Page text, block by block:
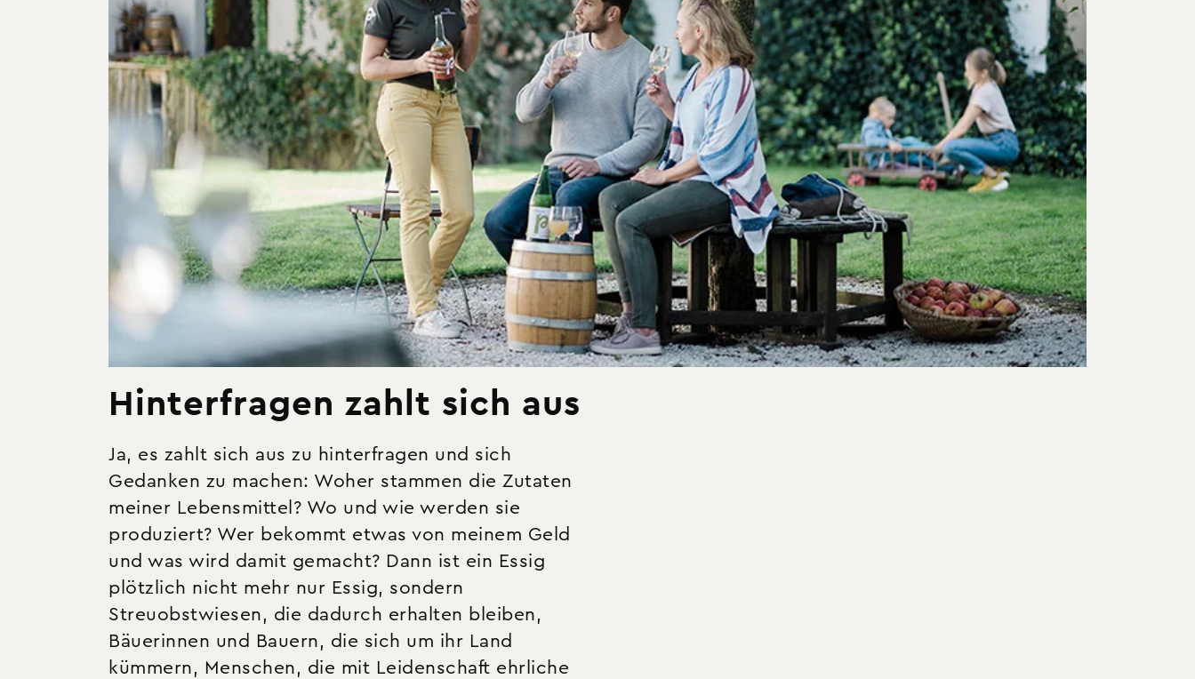
Hinterfragen zahlt sich aus
Ja, es zahlt sich aus zu hinterfragen und sich
Gedanken zu machen: Woher stammen die Zutaten
meiner Lebensmittel? Wo und wie werden sie
produziert? Wer bekommt etwas von meinem Geld
und was wird damit gemacht? Dann ist ein Essig
plötzlich nicht mehr nur Essig, sondern
Streuobstwiesen, die dadurch erhalten bleiben,
Bäuerinnen und Bauern, die sich um ihr Land
kümmern, Menschen, die mit Leidenschaft ehrliche